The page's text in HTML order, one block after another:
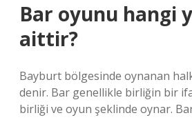
Bar oyunu hangi
aittir?
Bayburt bölgesinde oynanan
denir. Bar genellikle birliğin bir
birliği ve oyun şeklinde oynar.